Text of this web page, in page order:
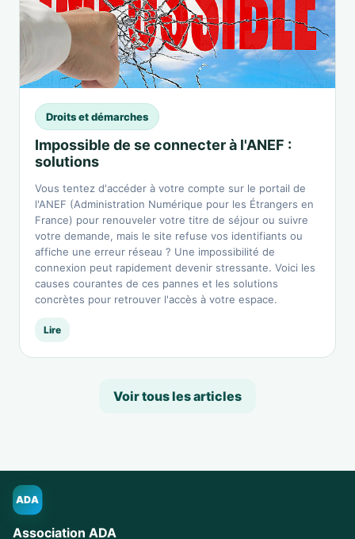
Droits et démarches
Impossible de se connecter à l'ANEF :
solutions
Vous tentez d'accéder à votre compte sur le portail de
l'ANEF (Administration Numérique pour les Étrangers en
France) pour renouveler votre titre de séjour ou suivre
votre demande, mais le site refuse vos identifiants ou
affiche une erreur réseau ? Une impossibilité de
connexion peut rapidement devenir stressante. Voici les
causes courantes de ces pannes et les solutions
concrètes pour retrouver l'accès à votre espace.
Lire
Voir tous les articles
ADA
Association ADA